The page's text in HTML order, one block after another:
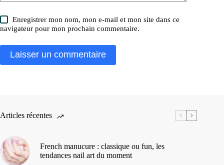
Enregistrer mon nom, mon e-mail et mon site dans ce
navigateur pour mon prochain commentaire.
Laisser un commentaire
Articles récentes
French manucure : classique ou fun, les
tendances nail art du moment